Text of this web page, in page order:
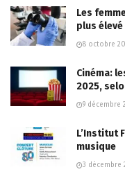
Les
plus
8 octobre
Cinéma:
2025,
9 décembre
L’Institut
musique
3 décembre